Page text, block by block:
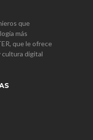
que
más
que le ofrece
digital